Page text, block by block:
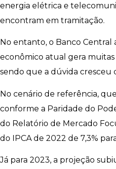
energia elétrica e
encontram em tramitação.
No entanto, o Banco
econômico atual gera
sendo que a dúvida cresceu
No cenário de referência,
conforme a Paridade do
do Relatório de Mercado
do IPCA de 2022 de 7,3%
Já para 2023, a projeção